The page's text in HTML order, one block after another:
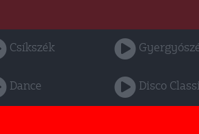
Csíkszék
Dance Disco